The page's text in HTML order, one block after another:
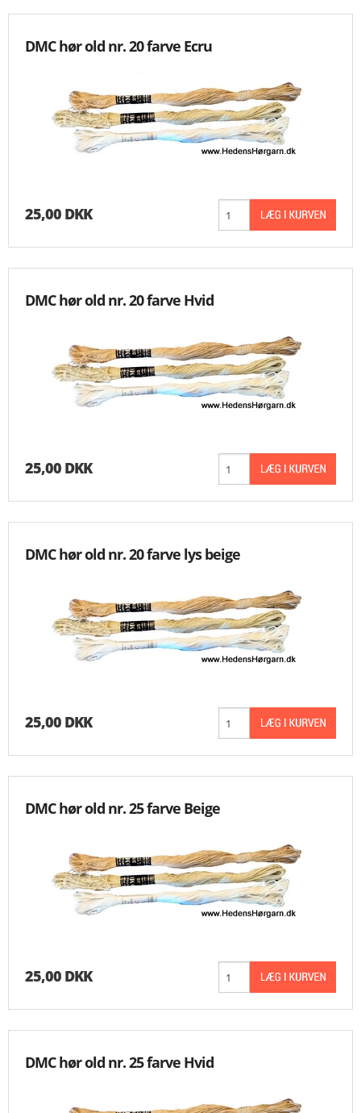
DMC hør old nr. 20 farve Ecru
25,00 DKK
DMC hør old nr. 20 farve Hvid
25,00 DKK
DMC hør old nr. 20 farve lys beige
25,00 DKK
DMC hør old nr. 25 farve Beige
25,00 DKK
DMC hør old nr. 25 farve Hvid